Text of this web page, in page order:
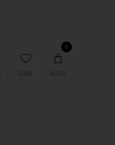
GEM
0
KURV